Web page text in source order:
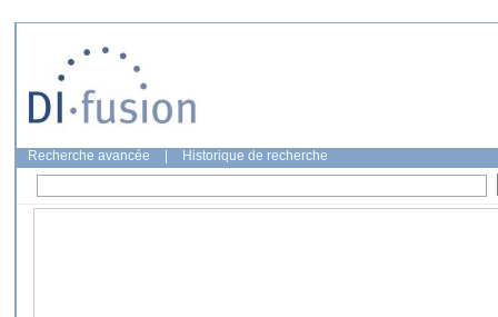
Recherche avancée Historique de recherche